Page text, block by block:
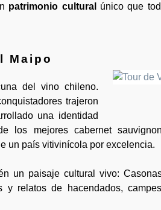
patrimonio cultural
único que
Maipo
del vino chileno.
trajeron
una identidad
los mejores cabernet
un país vitivinícola por excelencia.
un paisaje cultural vivo:
y relatos de hacendados,